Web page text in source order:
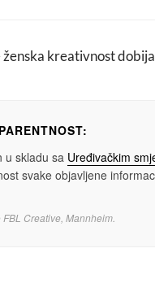
kreativnost
u skladu sa Uređivačkim
svake objavljene
Creative, Mannheim.